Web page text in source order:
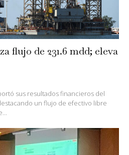
flujo de 231.6 mdd; eleva
sus resultados financieros del
un flujo de efectivo libre